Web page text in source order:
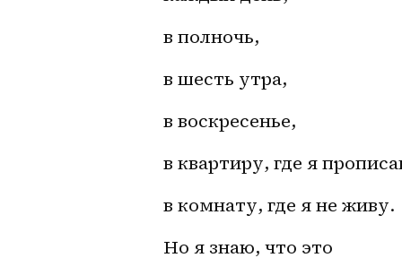
в полночь,
в шесть утра,
в воскресенье,
в квартиру, где я
в комнату, где я не живу.
Но я знаю, что это